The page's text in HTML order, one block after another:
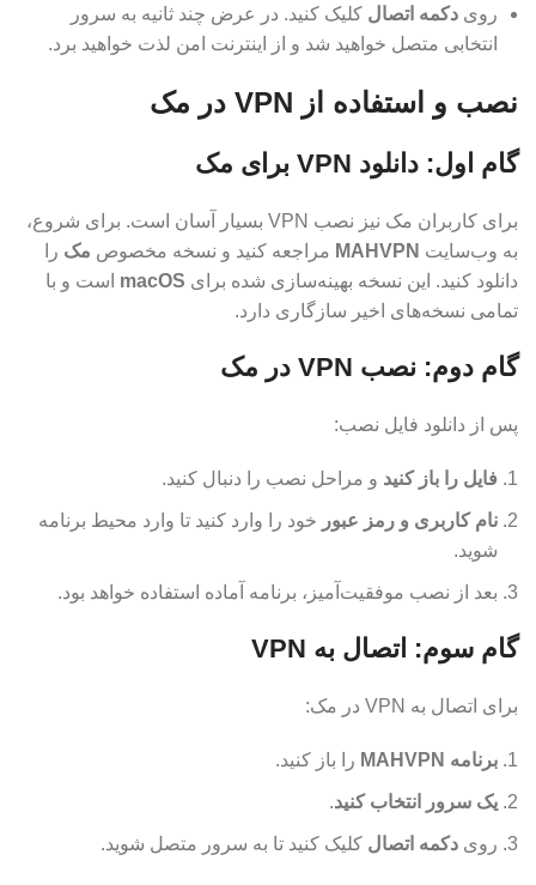
روی دکمه اتصال کلیک کنید. در عرض چند ثانیه به سرور
انتخابی متصل خواهید شد و از اینترنت امن لذت خواهید برد.
نصب و استفاده از VPN در مک
گام اول: دانلود VPN برای مک
برای کاربران مک نیز نصب VPN بسیار آسان است. برای شروع،
به وب‌سایت MAHVPN مراجعه کنید و نسخه مخصوص مک را
دانلود کنید. این نسخه بهینه‌سازی شده برای macOS است و با
تمامی نسخه‌های اخیر سازگاری دارد.
گام دوم: نصب VPN در مک
پس از دانلود فایل نصب:
فایل را باز کنید و مراحل نصب را دنبال کنید.
نام کاربری و رمز عبور خود را وارد کنید تا وارد محیط برنامه
شوید.
بعد از نصب موفقیت‌آمیز، برنامه آماده استفاده خواهد بود.
گام سوم: اتصال به VPN
برای اتصال به VPN در مک:
برنامه MAHVPN را باز کنید.
یک سرور انتخاب کنید.
روی دکمه اتصال کلیک کنید تا به سرور متصل شوید.